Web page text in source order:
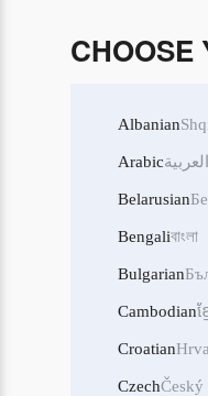
CHOOSE
Albanian
Arabicالعربية
Belarusian
Bengaliবাংলা
Bulgarian
Cambodianខ្
Croatian
CzechČeský